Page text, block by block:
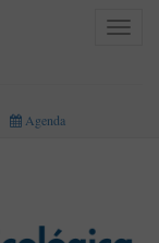
Toggle
Agenda